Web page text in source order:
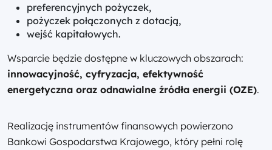
preferencyjnych pożyczek,
pożyczek połączonych z dotacją,
wejść kapitałowych.
Wsparcie będzie dostępne w kluczowych obszarach:
innowacyjność, cyfryzacja, efektywność
energetyczna oraz odnawialne źródła energii (OZE).
Realizację instrumentów finansowych powierzono
Bankowi Gospodarstwa Krajowego, który pełni rolę